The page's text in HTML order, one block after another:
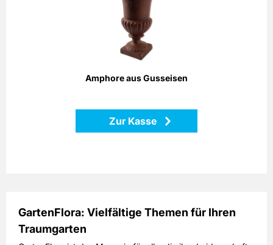
Amphore aus Gusseisen
Zur Kasse
Die klassische Form und das angerostete Gusseisen
erinnern an mediterrane Gärten. Setzen Sie mit dieser
Amphore sowohl Pflanzen als auch Dekorationen stilvoll in
GartenFlora: Vielfältige Themen für Ihren
Traumgarten